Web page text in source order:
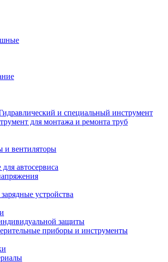
и специальный инструмент
для монтажа и ремонта труб
и вентиляторы
автосервиса
устройства
защиты
приборы и инструменты